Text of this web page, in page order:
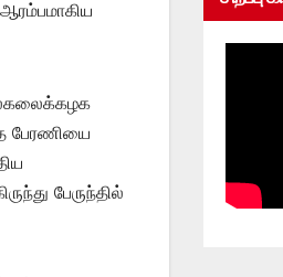
பேரணியை
பேருந்தில்